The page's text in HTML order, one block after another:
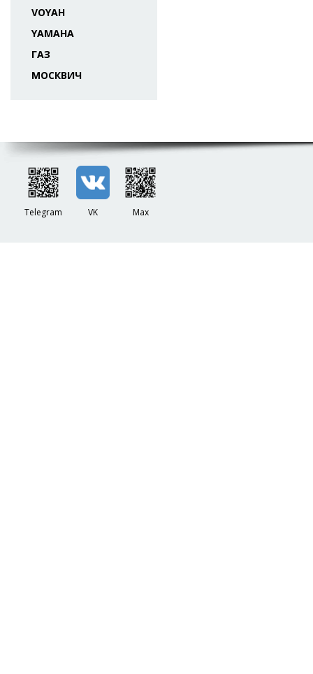
VOYAH
YAMAHA
ГАЗ
МОСКВИЧ
Telegram VK Max